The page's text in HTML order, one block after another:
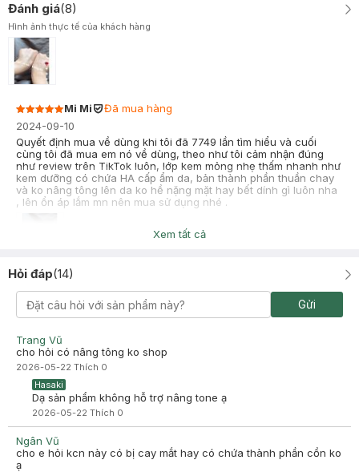
Đánh giá(8)
Hình ảnh thực tế của khách hàng
Mi Mi
Đã mua hàng
2024-09-10
Quyết định mua về dùng khi tôi đã 7749 lần tìm hiểu và cuối
cùng tôi đã mua em nó về dùng, theo như tôi cảm nhận đúng
như review trên TikTok luôn, lớp kem mỏng nhẹ thấm nhanh như
kem dưỡng có chứa HA cấp ẩm da, bản thành phần thuần chay
và ko nâng tông lên da ko hề nặng mặt hay bết dính gì luôn nha
, lên ổn áp lắm mn nên mua sử dụng nhé .
Nguyễn Hoàng Vân Anh
2024-01-17
10₫ nhaaa, chống nắng tốt ko gây nặng mặt, thấy giúp da ẩm
nhịn ko khô da
Xem tất cả
Hỏi đáp(14)
Gửi
Trang Vũ
cho hỏi có nâng tông ko shop
2026-05-22 Thích 0
Hasaki
Dạ sản phẩm không hỗ trợ nâng tone ạ
2026-05-22 Thích 0
Ngân Vũ
cho e hỏi kcn này có bị cay mắt hay có chứa thành phần cồn ko
ạ